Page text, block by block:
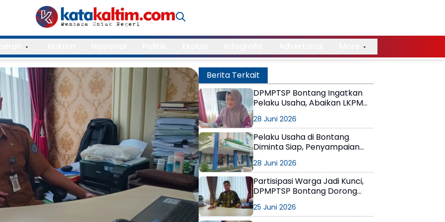
Berita Terkait
DPMPTSP Bontang Ingatkan
Pelaku Usaha, Abaikan LKPM
Pencabutan NIB
28 Juni 2026
Pelaku Usaha di Bontang
Diminta Siap, Penyampaian
I 2026 Dibuka Mulai 1 Juli
28 Juni 2026
Partisipasi Warga Jadi Kunci,
DPMPTSP Bontang Dorong
Berpihak pada Masyarakat
25 Juni 2026